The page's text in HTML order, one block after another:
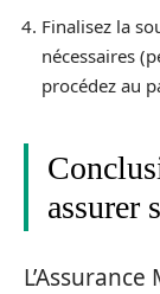
Finalisez la
nécessaires
procédez au
assurer